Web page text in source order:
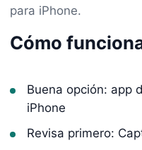
para iPhone.
Cómo
Buena opción: app
iPhone
Revisa primero: